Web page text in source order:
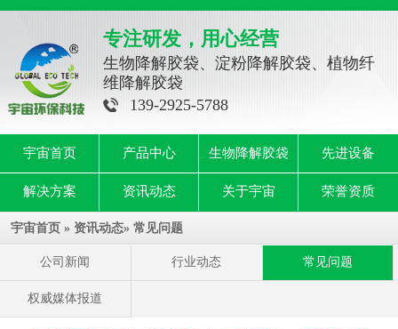
专注研发，用心经营
生物降解胶袋、淀粉降解胶袋、植物纤
维降解胶袋
139-2925-5788
宇宙首页 产品中心 生物降解胶袋 先进设备
解决方案 资讯动态 关于宇宙 荣誉资质
宇宙首页 » 资讯动态» 常见问题
公司新闻 行业动态 常见问题
权威媒体报道